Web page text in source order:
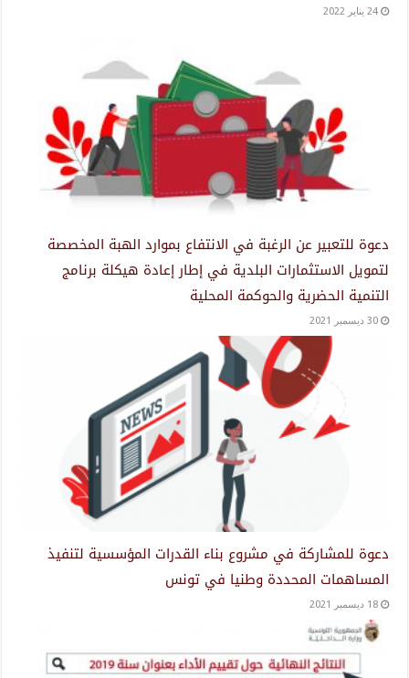
24 يناير 2022
دعوة للتعبير عن الرغبة في الانتفاع بموارد الهبة المخصصة
لتمويل الاستثمارات البلدية في إطار إعادة هيكلة برنامج
التنمية الحضرية والحوكمة المحلية
30 ديسمبر 2021
دعوة للمشاركة في مشروع بناء القدرات المؤسسية لتنفيذ
المساهمات المحددة وطنيا في تونس
18 ديسمبر 2021